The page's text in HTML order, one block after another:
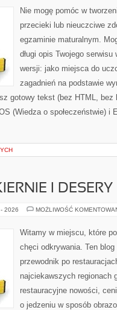
Nie mogę pomóc w
przecieki lub nieuczciwe
egzaminie maturalnym.
długi opis Twojego
wersji: jako miejsca do
zagadnień na podstawie
gotowy tekst (bez HTML, bez
(Wiedza o społeczeństwie) i
I DESERY
2026 MOŻLIWOŚĆ
Witamy w miejscu, które
chęci odkrywania. Ten
przewodnik po
najciekawszych regionach
restauracyjne nowości,
o jedzeniu w sposób